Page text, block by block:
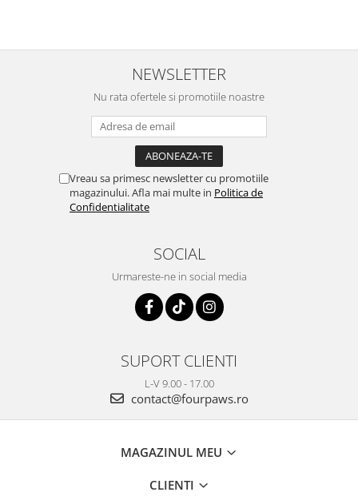
NEWSLETTER
Nu rata ofertele si promotiile noastre
Vreau sa primesc newsletter cu promotiile
magazinului. Afla mai multe in Politica de
Confidentialitate
SOCIAL
Urmareste-ne in social media
SUPORT CLIENTI
L-V 9.00 - 17.00
contact@fourpaws.ro
MAGAZINUL MEU
CLIENTI